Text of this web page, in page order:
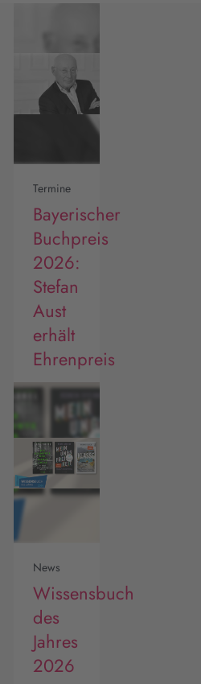
Termine
Bayerischer
Buchpreis
2026:
Stefan
Aust
erhält
Ehrenpreis
News
Wissensbuch
des
Jahres
2026